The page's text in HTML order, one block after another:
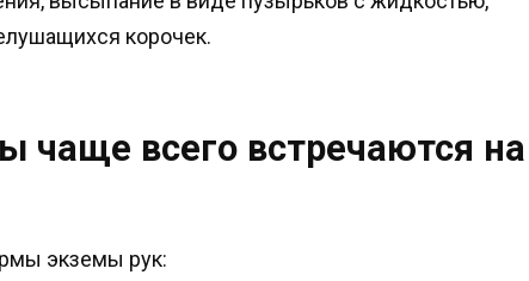
корочек.
чаще всего встречаются на
экземы рук: